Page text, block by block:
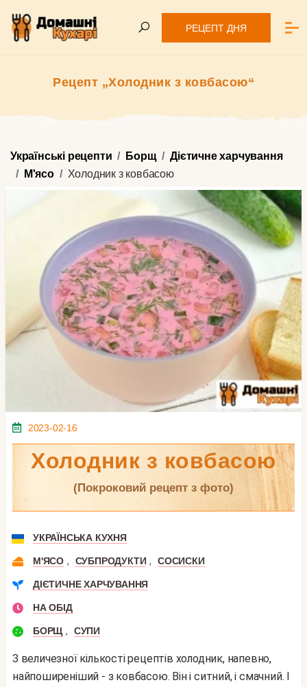
РЕЦЕПТ ДНЯ
Рецепт „Холодник з ковбасою“
Українські рецепти Борщ
Дієтичне харчування
М'ясо
Холодник з ковбасою
2023-02-16
Холодник з ковбасою
(покроковий рецепт з фото)
УКРАЇНСЬКА КУХНЯ
М'ЯСО , СУБПРОДУКТИ , СОСИСКИ
ДІЄТИЧНЕ ХАРЧУВАННЯ
НА ОБІД
БОРЩ , СУПИ
З величезної кількості рецептів холодник, напевно,
найпоширеніший - з ковбасою. Він і ситний, і смачний. І